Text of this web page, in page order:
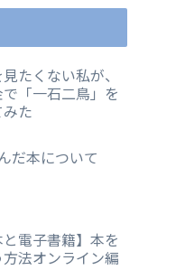
たくない私が、
「一石二鳥」を
た
だ本について
と電子書籍】本を
法オンライン編